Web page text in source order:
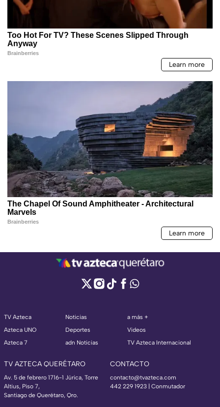
TV Azteca
Azteca UNO
Azteca 7
Noticias
Deportes
adn Noticias
a más +
Videos
TV Azteca Internacional
TV AZTECA QUERÉTARO
Av. 5 de febrero 1716-1 Júrica, Torre
Altius, Piso 7,
Santiago de Querétaro, Qro.
CONTACTO
contacto@tvazteca.com
442 229 1923 | Conmutador